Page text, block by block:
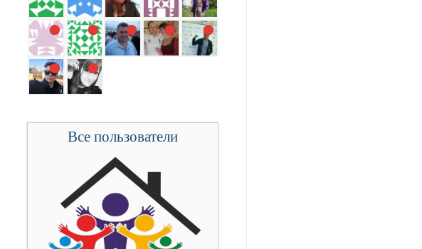
Все пользователи